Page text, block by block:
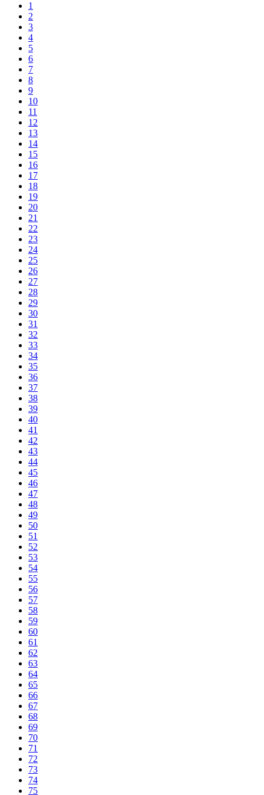
1
2
3
4
5
6
7
8
9
10
11
12
13
14
15
16
17
18
19
20
21
22
23
24
25
26
27
28
29
30
31
32
33
34
35
36
37
38
39
40
41
42
43
44
45
46
47
48
49
50
51
52
53
54
55
56
57
58
59
60
61
62
63
64
65
66
67
68
69
70
71
72
73
74
75